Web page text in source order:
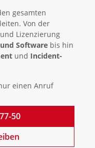
gesamten
Von der
Lizenzierung
Software bis hin
und Incident-
einen Anruf
50